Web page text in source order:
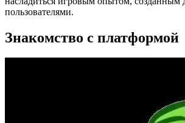
пользователями.
Знакомство с платформой